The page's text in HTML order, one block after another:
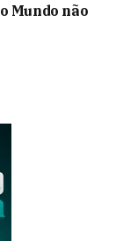
Mundo não